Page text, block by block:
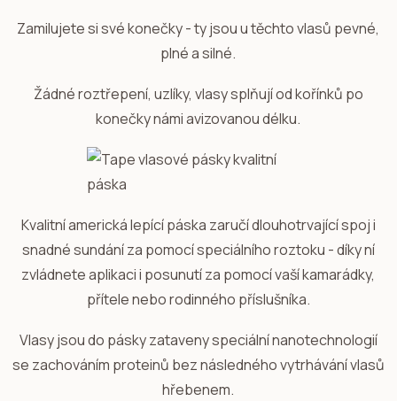
Zamilujete si své konečky - ty jsou u těchto vlasů pevné,
plné a silné.
Žádné roztřepení, uzlíky, vlasy splňují od kořínků po
konečky námi avizovanou délku.
Kvalitní americká lepící páska zaručí dlouhotrvající spoj i
snadné sundání za pomocí speciálního roztoku - díky ní
zvládnete aplikaci i posunutí za pomocí vaší kamarádky,
přítele nebo rodinného příslušníka.
Vlasy jsou do pásky zataveny speciální nanotechnologií
se zachováním proteinů bez následného vytrhávání vlasů
hřebenem.